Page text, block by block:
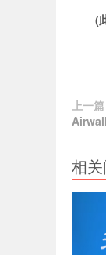
(
上一篇
相